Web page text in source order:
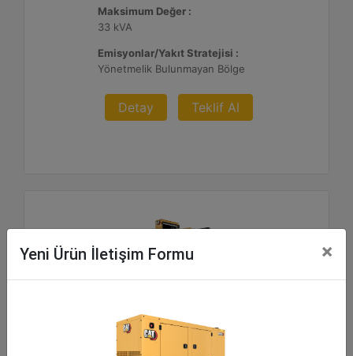
Maksimum Değer :
33 kVA
Emisyonlar/Yakıt Stratejisi :
Yönetmelik Bulunmayan Bölge
Detay Teklif Al
C3.3 | DE50E0
Yeni Ürün İletişim Formu ×